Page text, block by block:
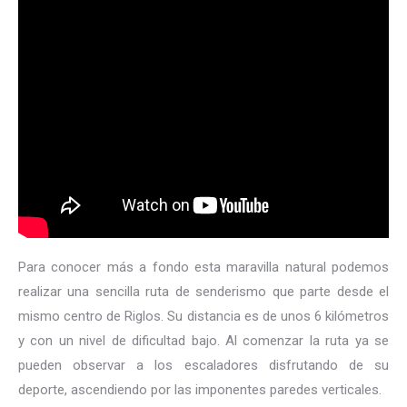
Para conocer más a fondo esta maravilla natural podemos
realizar una sencilla ruta de senderismo que parte desde el
mismo centro de Riglos. Su distancia es de unos 6 kilómetros
y con un nivel de dificultad bajo. Al comenzar la ruta ya se
pueden observar a los escaladores disfrutando de su
deporte, ascendiendo por las imponentes paredes verticales.